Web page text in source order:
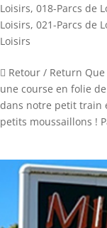
Loisirs, 018-Parcs de
Loisirs, 021-Parcs de
Loisirs
 Retour / Return
une course en folie
dans notre petit train
petits moussaillons !